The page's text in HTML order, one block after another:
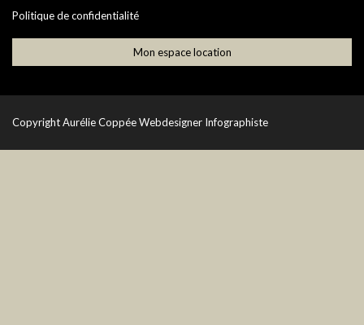
Politique de confidentialité
Mon espace location
CopyrightAurélie Coppée Webdesigner Infographiste